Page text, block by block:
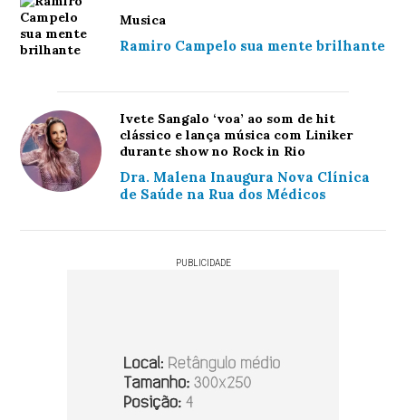
Musica
Ramiro Campelo sua mente brilhante
Ivete Sangalo ‘voa’ ao som de hit
clássico e lança música com Liniker
durante show no Rock in Rio
Dra. Malena Inaugura Nova Clínica
de Saúde na Rua dos Médicos
PUBLICIDADE